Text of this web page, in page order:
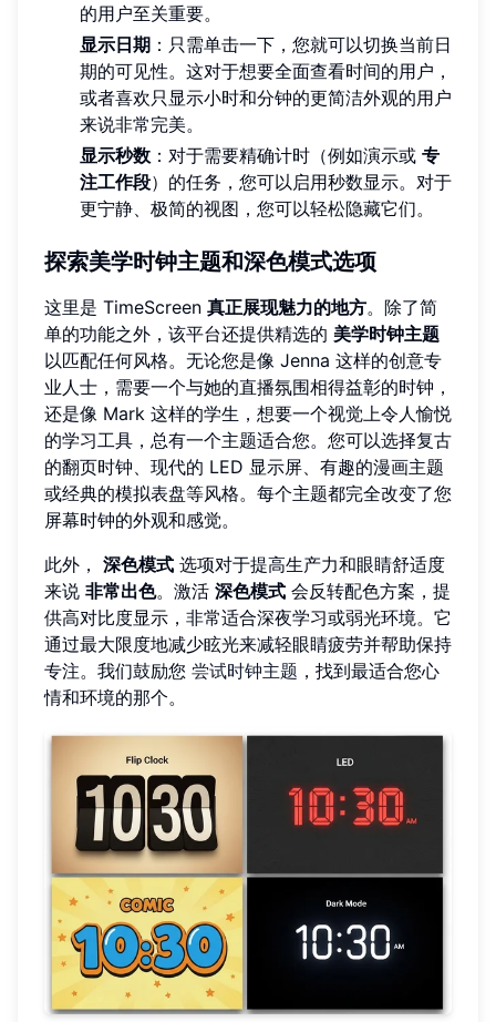
的用户至关重要。
显示日期 ：只需单击一下，您就可以切换当前日
期的可见性。这对于想要全面查看时间的用户，
或者喜欢只显示小时和分钟的更简洁外观的用户
来说非常完美。
显示秒数 ：对于需要精确计时（例如演示或 专
注工作段）的任务，您可以启用秒数显示。对于
更宁静、极简的视图，您可以轻松隐藏它们。
探索美学时钟主题和深色模式选项
这里是 TimeScreen 真正展现魅力的地方。除了简
单的功能之外，该平台还提供精选的 美学时钟主题
以匹配任何风格。无论您是像 Jenna 这样的创意专
业人士，需要一个与她的直播氛围相得益彰的时钟，
还是像 Mark 这样的学生，想要一个视觉上令人愉悦
的学习工具，总有一个主题适合您。您可以选择复古
的翻页时钟、现代的 LED 显示屏、有趣的漫画主题
或经典的模拟表盘等风格。每个主题都完全改变了您
屏幕时钟的外观和感觉。
此外， 深色模式 选项对于提高生产力和眼睛舒适度
来说 非常出色。激活 深色模式 会反转配色方案，提
供高对比度显示，非常适合深夜学习或弱光环境。它
通过最大限度地减少眩光来减轻眼睛疲劳并帮助保持
专注。我们鼓励您 尝试时钟主题 ，找到最适合您心
情和环境的那个。